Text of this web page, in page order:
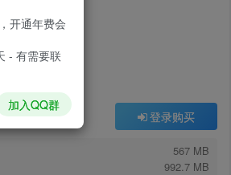
登录购买
567 MB
992.7 MB
开通年费会
- 有需要联
加入QQ群